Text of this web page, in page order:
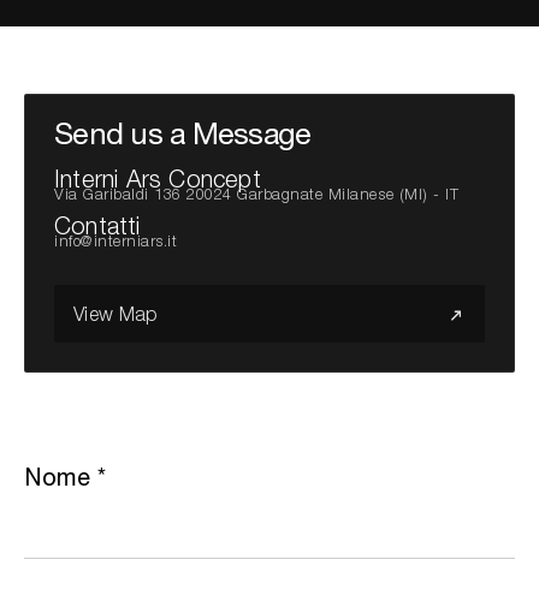
Send us a Message
Interni Ars Concept
Via Garibaldi 136 20024 Garbagnate Milanese (MI) - IT
Contatti
info@interniars.it
View Map
Nome*